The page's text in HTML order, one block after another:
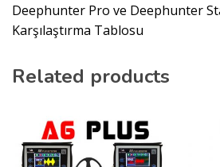
Deephunter Pro ve Deephunter
Karşılaştırma Tablosu
Related products